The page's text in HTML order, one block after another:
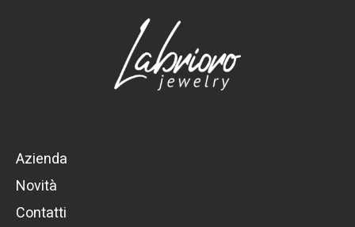
Azienda
Novità
Contatti